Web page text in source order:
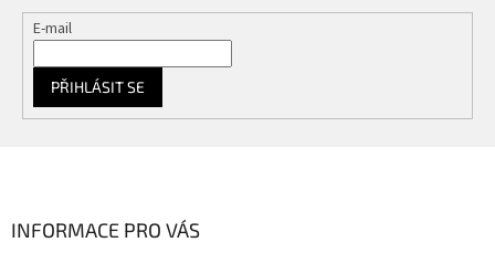
E-mail
PŘIHLÁSIT SE
INFORMACE PRO VÁS